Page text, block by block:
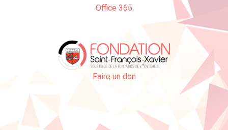
Office 365
Faire un don